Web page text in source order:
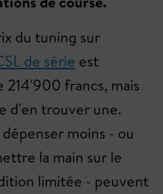
du tuning sur
de série est
214'900 francs, mais
d'en trouver une.
moins - ou
la main sur le
limitée - peuvent